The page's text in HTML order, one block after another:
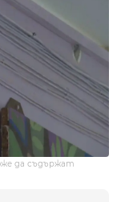
да съдържат